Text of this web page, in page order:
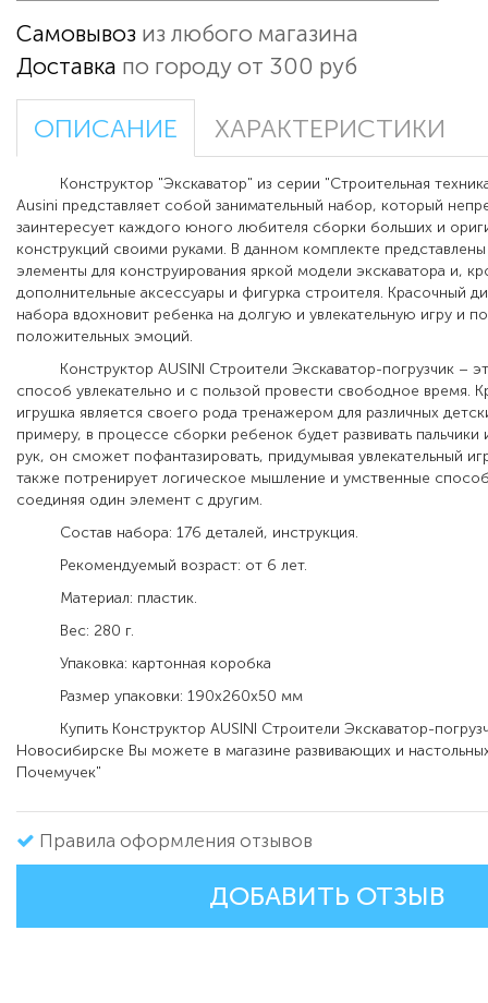
Самовывоз из любого магазина
Доставка по городу от 300 руб
ОПИСАНИЕ ХАРАКТЕРИСТИКИ
Конструктор "Экскаватор" из серии "Строительная
Ausini представляет собой занимательный набор, который
заинтересует каждого юного любителя сборки больших и
конструкций своими руками. В данном комплекте
элементы для конструирования яркой модели экскаватора и,
дополнительные аксессуары и фигурка строителя. Красочный
набора вдохновит ребенка на долгую и увлекательную игру и
положительных эмоций.
Конструктор AUSINI Строители Экскаватор-погрузчик –
способ увлекательно и с пользой провести свободное время.
игрушка является своего рода тренажером для различных
примеру, в процессе сборки ребенок будет развивать
рук, он сможет пофантазировать, придумывая увлекательный
также потренирует логическое мышление и умственные
соединяя один элемент с другим.
Состав набора: 176 деталей, инструкция.
Рекомендуемый возраст: от 6 лет.
Материал: пластик.
Вес: 280 г.
Упаковка: картонная коробка
Размер упаковки: 190х260х50 мм
Купить Конструктор AUSINI Строители Экскаватор-
Новосибирске Вы можете в магазине развивающих и
Почемучек"
Правила оформления отзывов
ДОБАВИТЬ ОТЗЫВ